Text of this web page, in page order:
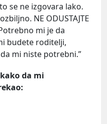
se ne izgovara lako.
NE ODUSTAJTE
mi je da
budete roditelji,
mi niste potrebni.”
da mi